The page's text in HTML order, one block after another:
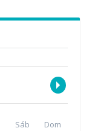
Sáb Dom